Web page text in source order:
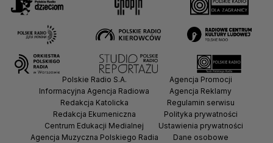
Polskie Radio S.A.
Informacyjna Agencja Radiowa
Redakcja Katolicka
Redakcja Ekumeniczna
Centrum Edukacji Medialnej
Agencja Muzyczna Polskiego Radia
Agencja Promocji
Agencja Reklamy
Regulamin serwisu
Polityka prywatności
Ustawienia prywatności
Dane osobowe